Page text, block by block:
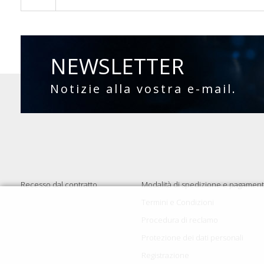
NEWSLETTER
Notizie alla vostra e-mail.
Recesso dal contratto
Modalità di spedizione e